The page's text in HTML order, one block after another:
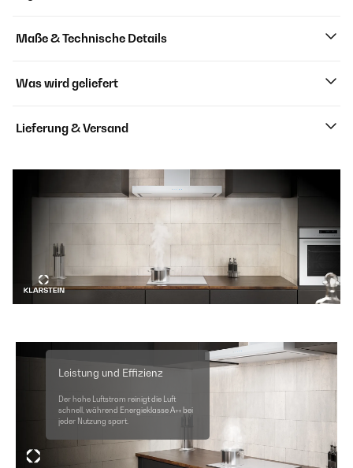
Maße & Technische Details
Was wird geliefert
Lieferung & Versand
Leistung und Effizienz
Der hohe Luftstrom reinigt die Luft
schnell, während Energieklasse A++ bei
jeder Nutzung spart.